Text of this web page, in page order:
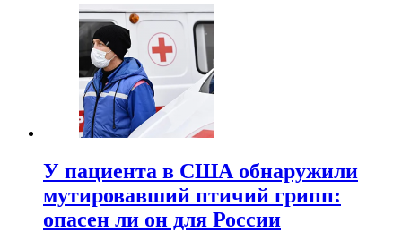
У пациента в США обнаружили
мутировавший птичий грипп:
опасен ли он для России